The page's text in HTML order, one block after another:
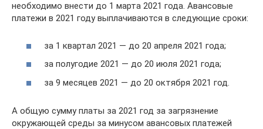
необходимо внести до 1 марта 2021 года. Авансовые
платежи в 2021 году выплачиваются в следующие сроки:
за 1 квартал 2021 — до 20 апреля 2021 года;
за полугодие 2021 — до 20 июля 2021 года;
за 9 месяцев 2021 — до 20 октября 2021 год.
А общую сумму платы за 2021 год за загрязнение
окружающей среды за минусом авансовых платежей